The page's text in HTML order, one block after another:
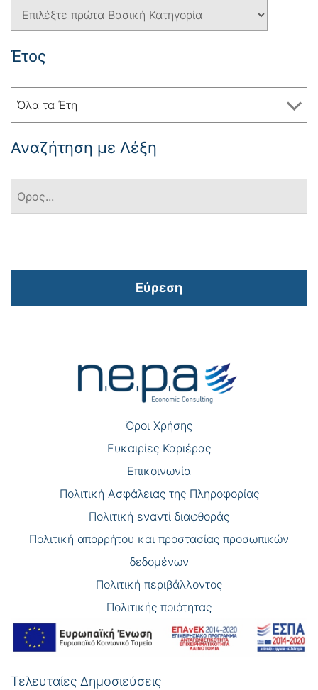
Έτος
Όλα τα Έτη
Αναζήτηση με Λέξη
Εύρεση
Όροι Χρήσης
Eυκαιρίες Καριέρας
Επικοινωνία
Πολιτική Ασφάλειας της Πληροφορίας
Πολιτική εναντί διαφθοράς
Πολιτική απορρήτου και προστασίας προσωπικών
δεδομένων
Πολιτική περιβάλλοντος
Πολιτικής ποιότητας
Τελευταίες Δημοσιεύσεις